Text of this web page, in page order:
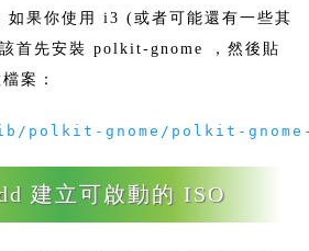
如果你使用 i3 (或者可能還有一些其
首先安裝 polkit-gnome ，然後貼
案：
/ polkit - gnome / polkit - gnome
建立可啟動的 ISO